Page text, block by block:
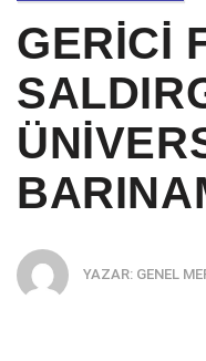
GERİCİ
YAZAR: GENEL